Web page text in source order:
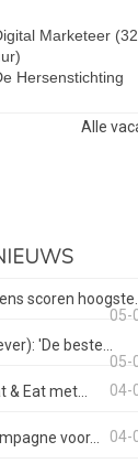
Marketeer
Hersenstichting
Alle
scoren hoogste...
05-
'De beste...
05-
Eat met...
04-
voor... 04-